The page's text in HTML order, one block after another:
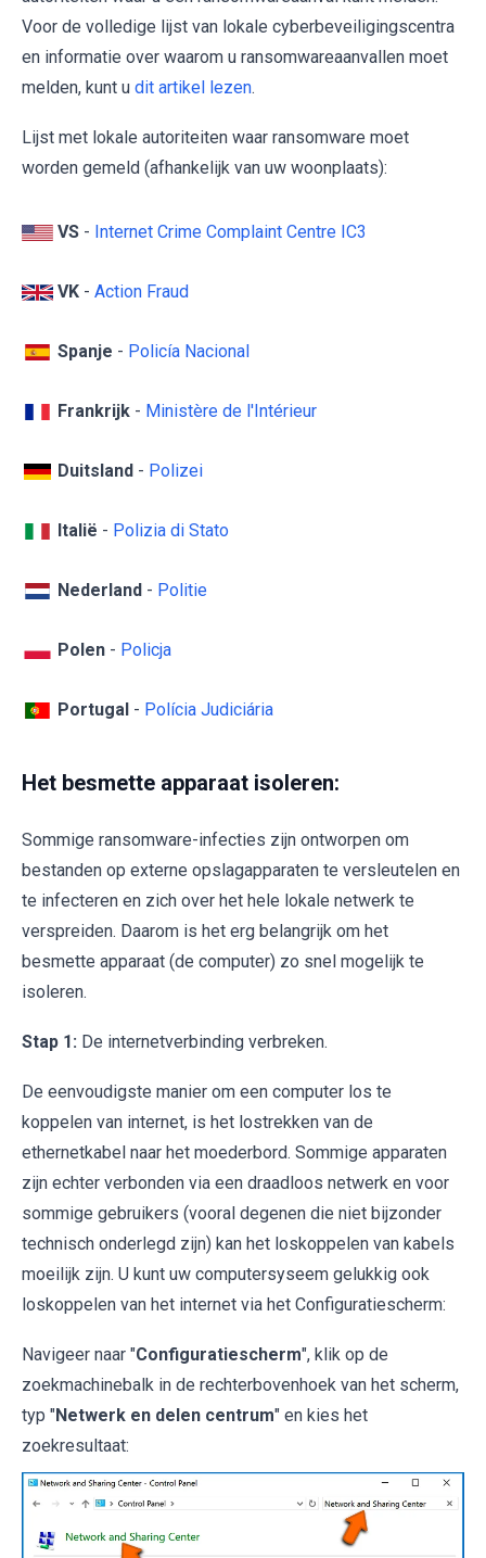
Voor de volledige lijst van lokale cyberbeveiligingscentra
en informatie over waarom u ransomwareaanvallen moet
melden, kunt u dit artikel lezen.
Lijst met lokale autoriteiten waar ransomware moet
worden gemeld (afhankelijk van uw woonplaats):
VS - Internet Crime Complaint Centre IC3
VK - Action Fraud
Spanje - Policía Nacional
Frankrijk - Ministère de l'Intérieur
Duitsland - Polizei
Italië - Polizia di Stato
Nederland - Politie
Polen - Policja
Portugal - Polícia Judiciária
Het besmette apparaat isoleren:
Sommige ransomware-infecties zijn ontworpen om
bestanden op externe opslagapparaten te versleutelen en
te infecteren en zich over het hele lokale netwerk te
verspreiden. Daarom is het erg belangrijk om het
besmette apparaat (de computer) zo snel mogelijk te
isoleren.
Stap 1: De internetverbinding verbreken.
De eenvoudigste manier om een computer los te
koppelen van internet, is het lostrekken van de
ethernetkabel naar het moederbord. Sommige apparaten
zijn echter verbonden via een draadloos netwerk en voor
sommige gebruikers (vooral degenen die niet bijzonder
technisch onderlegd zijn) kan het loskoppelen van kabels
moeilijk zijn. U kunt uw computersyseem gelukkig ook
loskoppelen van het internet via het Configuratiescherm:
Navigeer naar "Configuratiescherm", klik op de
zoekmachinebalk in de rechterbovenhoek van het scherm,
typ "Netwerk en delen centrum" en kies het
zoekresultaat: